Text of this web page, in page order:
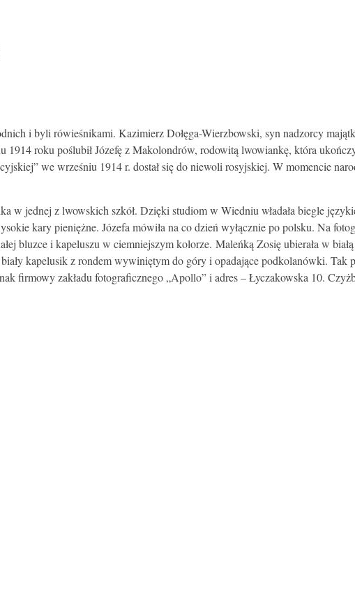
i byli rówieśnikami. Kazimierz Dołęga-Wierzbowski, syn nadzorcy
roku poślubił Józefę z Makolondrów, rodowitą lwowiankę, która
we wrześniu 1914 r. dostał się do niewoli rosyjskiej. W momencie
w jednej z lwowskich szkół. Dzięki studiom w Wiedniu władała biegle
kary pieniężne. Józefa mówiła na co dzień wyłącznie po polsku. Na
bluzce i kapeluszu w ciemniejszym kolorze. Maleńką Zosię ubierała w
kapelusik z rondem wywiniętym do góry i opadające podkolanówki.
firmowy zakładu fotograficznego „Apollo” i adres – Łyczakowska 10.